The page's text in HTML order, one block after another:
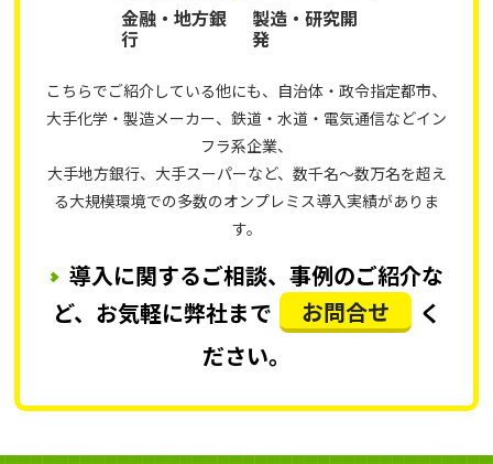
金融・地方銀
行
製造・研究開
発
こちらでご紹介している他にも、自治体・政令指定都市、
大手化学・製造メーカー、鉄道・水道・電気通信などイン
フラ系企業、
大手地方銀行、大手スーパーなど、数千名～数万名を超え
る大規模環境での多数のオンプレミス導入実績がありま
す。
導入に関するご相談、事例のご紹介な
ど、お気軽に弊社まで
お問合せ
く
ださい。